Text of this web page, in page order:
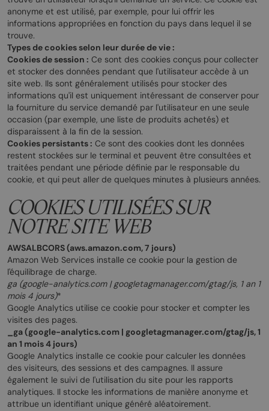
anonyme et est utilisé, par exemple, pour lui offrir les
informations appropriées en fonction du pays dans lequel il se
trouve.
Types de cookies selon leur durée de vie :
Cookies de session : Ce sont des cookies conçus pour collecter
et stocker des données pendant que l'utilisateur accède à un
site web. Ils sont généralement utilisés pour stocker des
informations qu'il est uniquement intéressant de conserver pour
la fourniture du service demandé par l'utilisateur en une seule
occasion (par exemple, une liste de produits achetés) et
disparaissent à la fin de la session.
Cookies persistants : Ce sont des cookies dont les données
restent stockées sur le terminal et peuvent être consultées et
traitées pendant une période définie par le responsable du
cookie, et qui peut aller de quelques minutes à plusieurs années.
COOKIES UTILISÉES SUR
NOTRE SITE WEB
AWSALBCORS (aws.amazon.com, 7 jours)
Amazon Web Services installe ce cookie pour la gestion de
l'équilibrage de charge.
ga (google-analytics.com | googletagmanager.com/gtag/js, 1 an 1
mois 4 jours)*
Google Analytics utilise ce cookie pour stocker et compter les
visites des pages.
_ga (google-analytics.com | googletagmanager.com/gtag/js, 1
an 1 mois 4 jours)
Google Analytics installe ce cookie pour calculer les données
des visiteurs, des sessions et des campagnes. Il assure
également le suivi de l'utilisation du site pour les rapports
analytiques. Il stocke les informations de manière anonyme et
attribue un identifiant unique généré aléatoirement.